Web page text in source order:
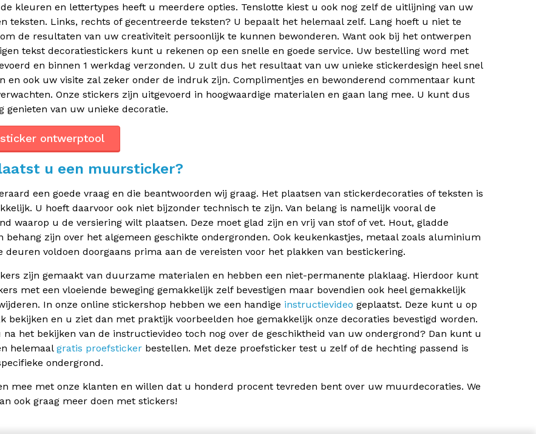
de kleuren en lettertypes heeft u meerdere opties. Tenslotte kiest u ook nog zelf de uitlijning van uw
teksten. Links, rechts of gecentreerde teksten? U bepaalt het helemaal zelf. Lang hoeft u niet te
de resultaten van uw creativiteit persoonlijk te kunnen bewonderen. Want ook bij het ontwerpen
tekst decoratiestickers kunt u rekenen op een snelle en goede service. Uw bestelling word met
en binnen 1 werkdag verzonden. U zult dus het resultaat van uw unieke stickerdesign heel snel
en ook uw visite zal zeker onder de indruk zijn. Complimentjes en bewonderend commentaar kunt
Onze stickers zijn uitgevoerd in hoogwaardige materialen en gaan lang mee. U kunt dus
genieten van uw unieke decoratie.
ontwerptool
u een muursticker?
een goede vraag en die beantwoorden wij graag. Het plaatsen van stickerdecoraties of teksten is
U hoeft daarvoor ook niet bijzonder technisch te zijn. Van belang is namelijk vooral de
waarop u de versiering wilt plaatsen. Deze moet glad zijn en vrij van stof of vet. Hout, gladde
behang zijn over het algemeen geschikte ondergronden. Ook keukenkastjes, metaal zoals aluminium
deuren voldoen doorgaans prima aan de vereisten voor het plakken van bestickering.
zijn gemaakt van duurzame materialen en hebben een niet-permanente plaklaag. Hierdoor kunt
met een vloeiende beweging gemakkelijk zelf bevestigen maar bovendien ook heel gemakkelijk
In onze online stickershop hebben we een handige instructievideo geplaatst. Deze kunt u op
bekijken en u ziet dan met praktijk voorbeelden hoe gemakkelijk onze decoraties bevestigd worden.
het bekijken van de instructievideo toch nog over de geschiktheid van uw ondergrond? Dan kunt u
helemaal gratis proefstickerbestellen. Met deze proefsticker test u zelf of de hechting passend is
ondergrond.
mee met onze klanten en willen dat u honderd procent tevreden bent over uw muurdecoraties. We
ook graag meer doen met stickers!